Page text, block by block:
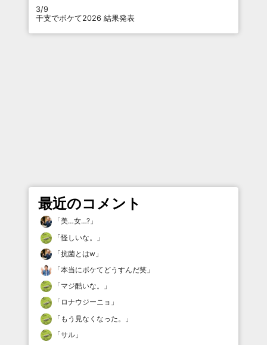
3/9
干支でボケて2026 結果発表
最近のコメント
「美…女…? 」
「怪しいな。
」
「抗菌とはw 」
「本当にボケてどうすんだ笑 」
「マジ酷いな。
」
「 ロナウジーニョ 」
「 もう見なくなった。
」
「サル 」